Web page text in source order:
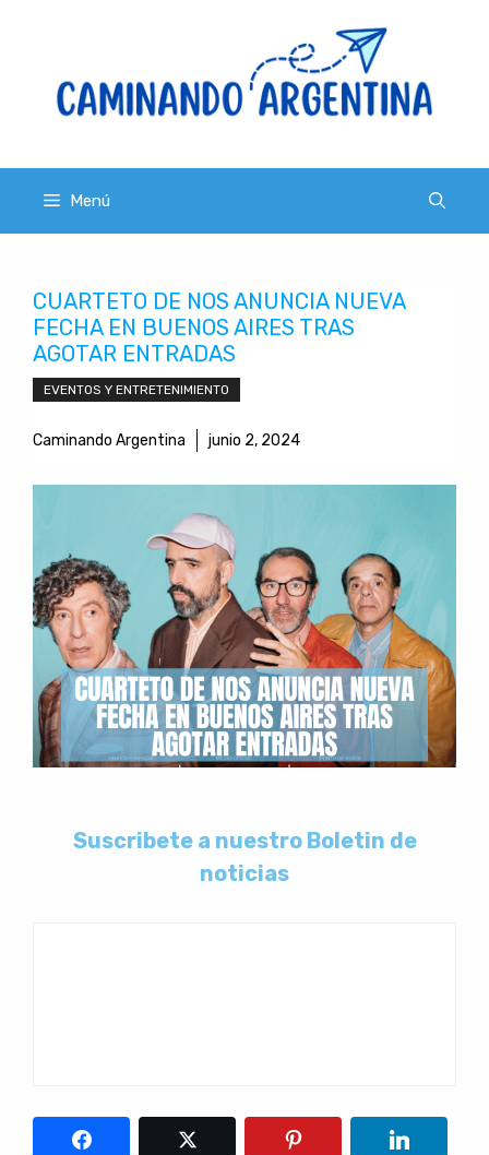
Menú
CUARTETO DE NOS ANUNCIA NUEVA
FECHA EN BUENOS AIRES TRAS
AGOTAR ENTRADAS
EVENTOS Y ENTRETENIMIENTO
Caminando Argentina junio 2, 2024
Suscribete a nuestro Boletin de
noticias